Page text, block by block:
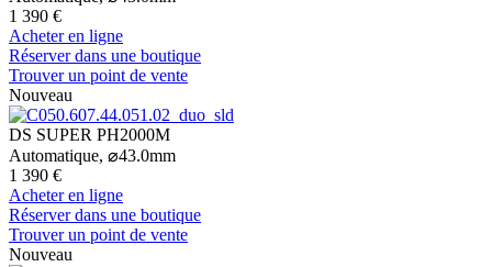
1 390 €
Acheter en ligne
Réserver dans une boutique
Trouver un point de vente
Nouveau
DS SUPER PH2000M
Automatique, ⌀43.0mm
1 390 €
Acheter en ligne
Réserver dans une boutique
Trouver un point de vente
Nouveau